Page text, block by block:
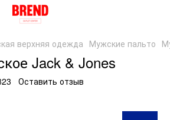
верхняя одежда Мужские пальто
Jack & Jones
Оставить отзыв